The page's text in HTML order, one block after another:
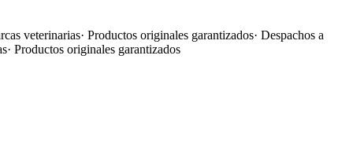
veterinarias· Productos originales garantizados· Despachos a
· Productos originales garantizados